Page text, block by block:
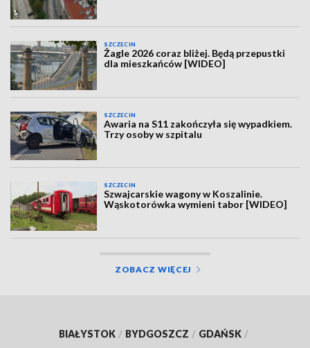
SZCZECIN
Żagle 2026 coraz bliżej. Będą przepustki
dla mieszkańców [WIDEO]
SZCZECIN
Awaria na S11 zakończyła się wypadkiem.
Trzy osoby w szpitalu
SZCZECIN
Szwajcarskie wagony w Koszalinie.
Wąskotorówka wymieni tabor [WIDEO]
ZOBACZ WIĘCEJ
BIAŁYSTOK / BYDGOSZCZ / GDAŃSK /